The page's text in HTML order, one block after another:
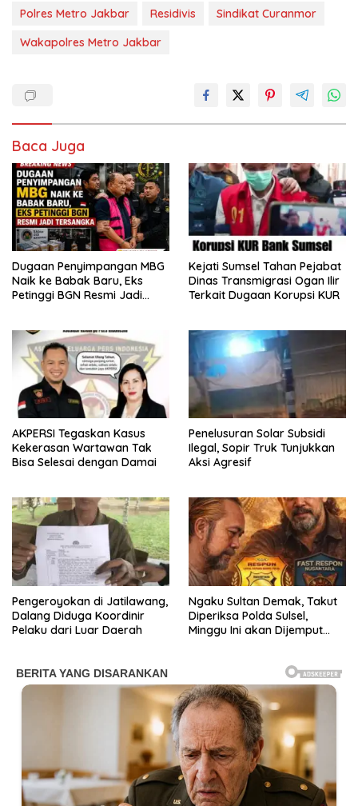
Polres Metro Jakbar Residivis
Sindikat Curanmor
Wakapolres Metro Jakbar
Baca Juga
Dugaan Penyimpangan MBG
Naik ke Babak Baru, Eks
Petinggi BGN Resmi Jadi
Kejati Sumsel Tahan Pejabat
Dinas Transmigrasi Ogan Ilir
Terkait Dugaan Korupsi KUR
AKPERSI Tegaskan Kasus
Kekerasan Wartawan Tak
Bisa Selesai dengan Damai
Penelusuran Solar Subsidi
Ilegal, Sopir Truk Tunjukkan
Aksi Agresif
Pengeroyokan di Jatilawang,
Dalang Diduga Koordinir
Pelaku dari Luar Daerah
Ngaku Sultan Demak, Takut
Diperiksa Polda Sulsel,
Minggu Ini akan Dijemput